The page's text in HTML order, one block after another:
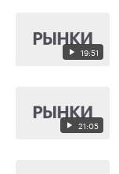
19:51
21:05